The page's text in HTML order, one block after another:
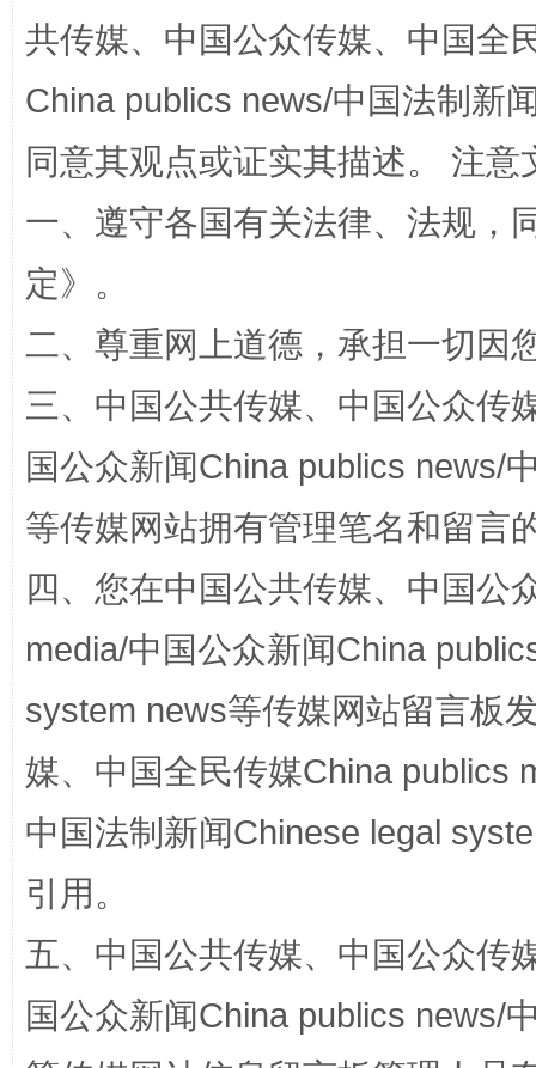
阿坝州三大球赛在茂县开幕 规模
国家大学科技园优化重塑工作
共传媒、中国公众传媒、中国全
China publics news/中国法制新
同意其观点或证实其描述。 注
一、遵守各国有关法律、法规，
定》。
二、尊重网上道德，承担一切因
三、中国公共传媒、中国公众传
国公众新闻China publics news/
等传媒网站拥有管理笔名和留言
四、您在中国公共传媒、中国公
media/中国公众新闻China
system news等传媒网站留言板
媒、中国全民传媒China publics
中国法制新闻Chinese legal
引用。
五、中国公共传媒、中国公众传
国公众新闻China publics news/